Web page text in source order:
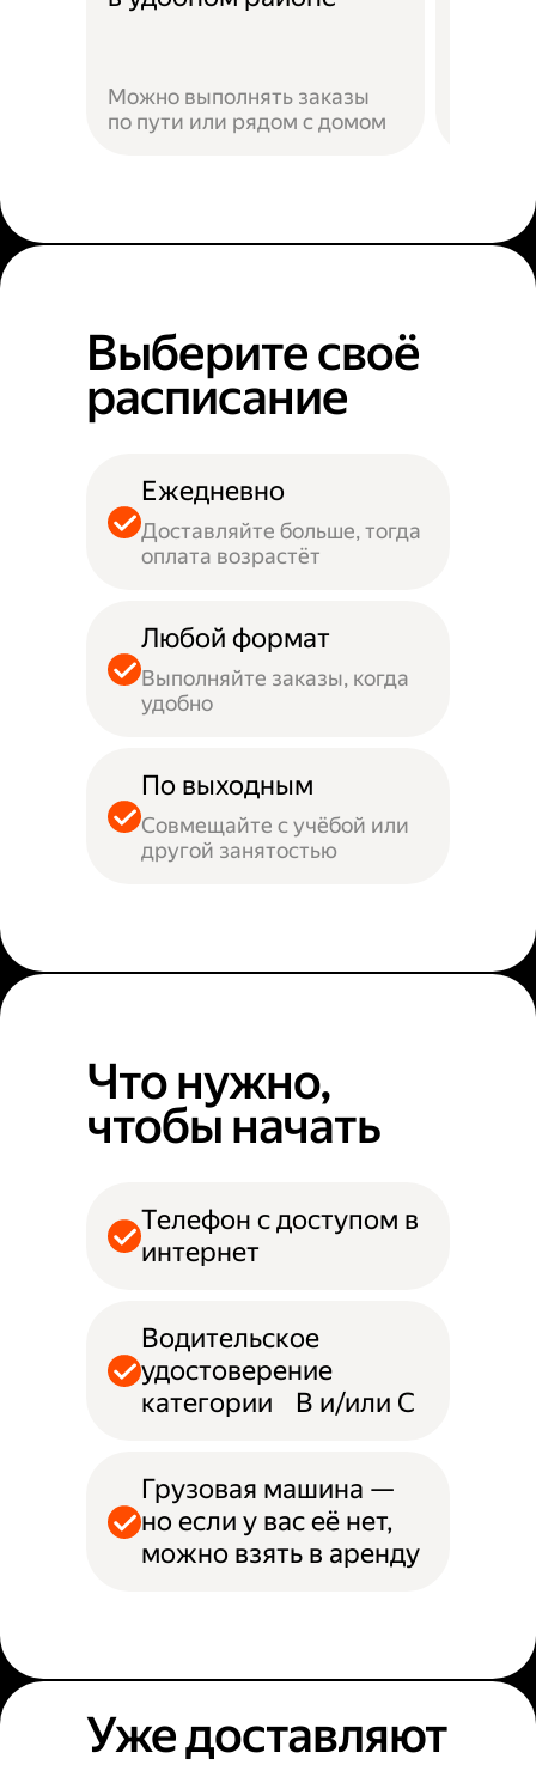
Можно выполнять заказы
по пути или рядом с домом
Выберите своё
расписание
Ежедневно
Доставляйте больше, тогда
оплата возрастёт
Любой формат
Выполняйте заказы, когда
удобно
По выходным
Совмещайте с учёбой или
другой занятостью
Что нужно,
чтобы начать
Телефон с доступом в
интернет
Водительское
удостоверение
категории B и/или С
Грузовая машина —
но если у вас её нет,
можно взять в аренду
Уже доставляют